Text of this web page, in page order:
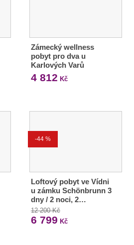
Zámecký wellness
pobyt pro dva u
Karlových Varů
4 812 Kč
-44 %
Loftový pobyt ve Vídni
u zámku Schönbrunn 3
dny / 2 noci, 2…
12 200 Kč
6 799 Kč